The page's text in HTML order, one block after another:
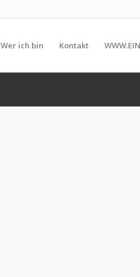
Wer ich bin Kontakt